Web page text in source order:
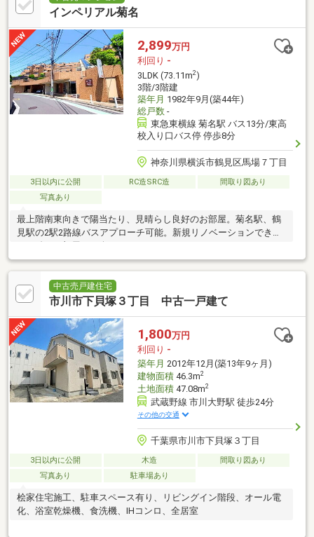
インペリアル菊名
2,899万円
利回り -
3LDK (73.11m2)
3階/3階建
築年月 1982年9月(築44年)
総戸数-
東急東横線 菊名駅 バス13分/東高
校入り口バス停 停歩8分
神奈川県横浜市鶴見区馬場７丁目
3日以内に公開 RC造SRC造
間取り図あり
写真あり
最上階南東向きで陽当たり、見晴らし良好のお部屋。菊名駅、鶴
見駅の2駅2路線バスアプローチ可能。新規リノベーションできれ
中古売戸建住宅
市川市下貝塚３丁目 中古一戸建て
1,800万円
利回り -
築年月 2012年12月(築13年9ヶ月)
建物面積46.3m2
土地面積47.08m2
武蔵野線 市川大野駅 徒歩24分
その他の交通
千葉県市川市下貝塚３丁目
3日以内に公開 木造
間取り図あり
写真あり
駐車場あり
桧家住宅施工、駐車スペース有り、リビングイン階段、オール電
化、浴室乾燥機、食洗機、IHコンロ、全居室